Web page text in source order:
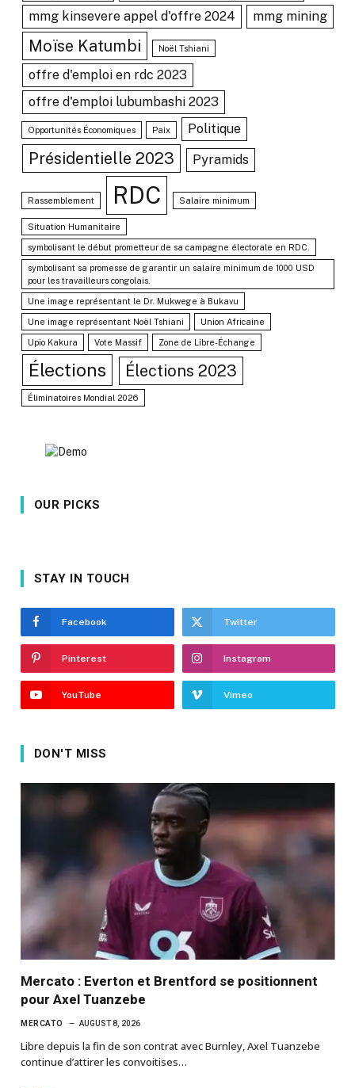
mmg kinsevere appel d'offre 2024
mmg mining
Moïse Katumbi Noël Tshiani
offre d'emploi en rdc 2023
offre d'emploi lubumbashi 2023
Opportunités Économiques Paix Politique
Présidentielle 2023 Pyramids
Rassemblement RDC Salaire minimum
Situation Humanitaire
symbolisant le début prometteur de sa campagne électorale en RDC.
symbolisant sa promesse de garantir un salaire minimum de 1000 USD
pour les travailleurs congolais.
Une image représentant le Dr. Mukwege à Bukavu
Une image représentant Noël Tshiani Union Africaine
Upio Kakura Vote Massif Zone de Libre-Échange
Élections Élections 2023
Éliminatoires Mondial 2026
OUR PICKS
STAY IN TOUCH
Facebook Twitter
Pinterest Instagram
YouTube Vimeo
DON'T MISS
Mercato : Everton et Brentford se positionnent
pour Axel Tuanzebe
MERCATO AUGUST 8, 2026
Libre depuis la fin de son contrat avec Burnley, Axel Tuanzebe
continue d’attirer les convoitises…